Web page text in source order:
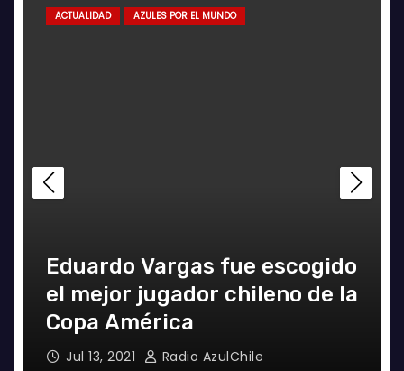
ACTUALIDAD AZULES POR EL MUNDO
Manuel Iturra inicia como DT
en España
Jul 5, 2021 Alvaro Valenzuela